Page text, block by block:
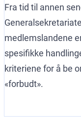
Fra tid til annen
medlemslandene
spesifikke
kriteriene for å be
«forbudt».